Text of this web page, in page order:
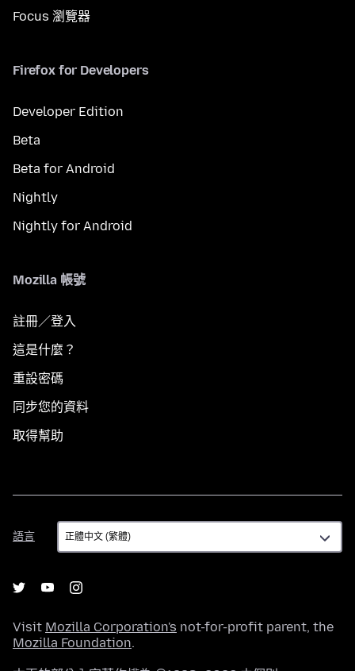
Focus 瀏覽器
Firefox for Developers
Developer Edition
Beta
Beta for Android
Nightly
Nightly for Android
Mozilla 帳號
註冊／登入
這是什麼？
重設密碼
同步您的資料
取得幫助
語言
語
言
Visit Mozilla Corporation's not-for-profit parent, the
Mozilla Foundation.